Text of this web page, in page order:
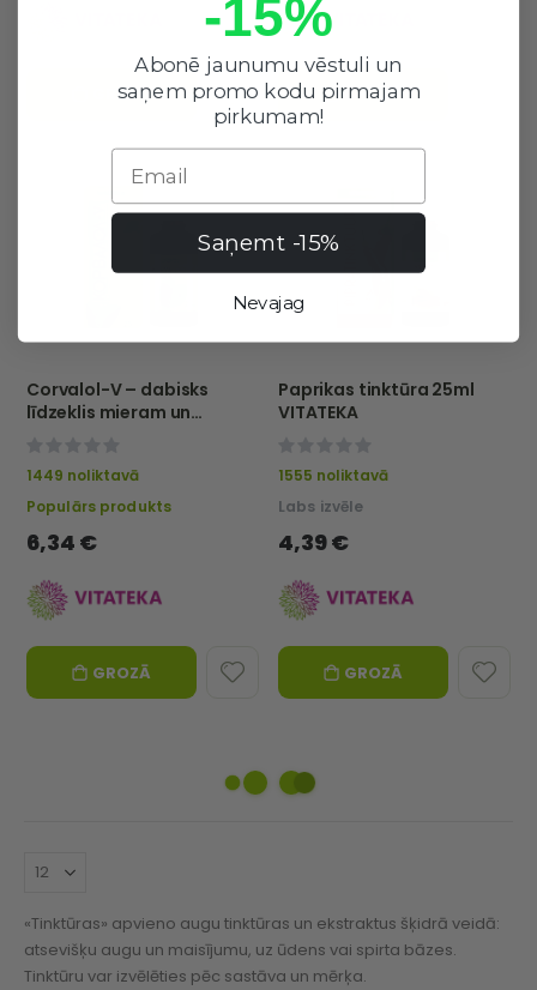
GROZĀ GROZĀ
Corvalol-V – dabisks
līdzeklis mieram un
1449 noliktavā
Populārs produkts
6,34 €
GROZĀ
Paprikas tinktūra 25ml
VITATEKA
1555 noliktavā
Labs izvēle
4,39 €
GROZĀ
«Tinktūras» apvieno augu tinktūras un ekstraktus šķidrā veidā:
atsevišķu augu un maisījumu, uz ūdens vai spirta bāzes.
Tinktūru var izvēlēties pēc sastāva un mērķa.
-15%
Abonē jaunumu vēstuli un
saņem promo kodu pirmajam
pirkumam!
Saņemt -15%
Nevajag